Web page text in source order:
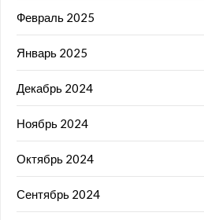
Февраль 2025
Январь 2025
Декабрь 2024
Ноябрь 2024
Октябрь 2024
Сентябрь 2024